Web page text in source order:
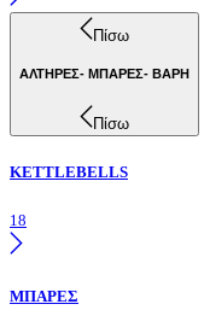
Πίσω
ΑΛΤΗΡΕΣ- ΜΠΑΡΕΣ- ΒΑΡΗ
Πίσω
KETTLEBELLS
18
ΜΠΑΡΕΣ